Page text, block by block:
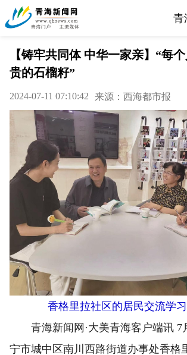
青
【铸牢共同体 中华一家亲】“每
贵的石榴籽”
2024-07-11 07:10:42 来源：西海都市报
香格里拉社区的居民交流学习
青海新闻网·大美青海客户端讯 7
宁市城中区南川西路街道办事处香格